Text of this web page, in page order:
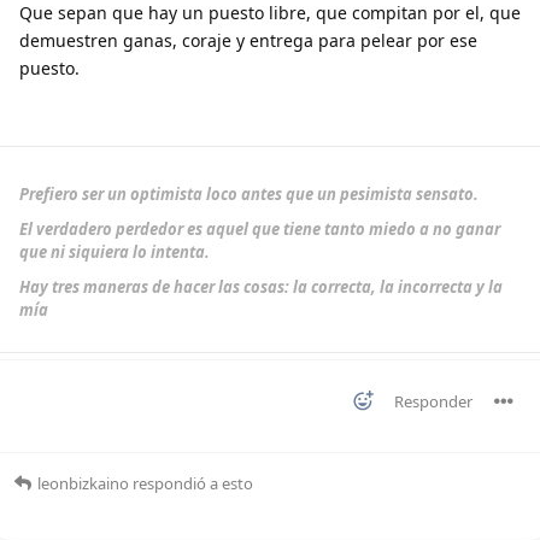
Que sepan que hay un puesto libre, que compitan por el, que
demuestren ganas, coraje y entrega para pelear por ese
puesto.
Prefiero ser un optimista loco antes que un pesimista sensato.
El verdadero perdedor es aquel que tiene tanto miedo a no ganar
que ni siquiera lo intenta.
Hay tres maneras de hacer las cosas: la correcta, la incorrecta y la
mía
Responder
leonbizkaino respondió a esto